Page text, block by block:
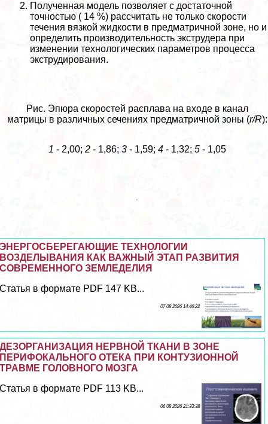
Полученная модель позволяет с достаточной
точностью ( 14 %) рассчитать не только скорости
течения вязкой жидкости в предматричной зоне, но и
определить производительность экструдера при
изменении технологических параметров процесса
экструдирования.
Рис. Эпюра скоростей расплава на входе в канал
матрицы в различных сечениях предматричной зоны (r/R):
1 - 2,00; 2 - 1,86; 3 - 1,59; 4 - 1,32; 5 - 1,05
ЭНЕРГОСБЕРЕГАЮЩИЕ ТЕХНОЛОГИИ
ВОЗДЕЛЫВАНИЯ КАК ВАЖНЫЙ ЭТАП РАЗВИТИЯ
СОВРЕМЕННОГО ЗЕМЛЕДЕЛИЯ
Статья в формате PDF 147 KB...
07 08 2026 14:46:22
ДЕЗОРГАНИЗАЦИЯ НЕРВНОЙ ТКАНИ В ЗОНЕ
ПЕРИФОКАЛЬНОГО ОТЕКА ПРИ КОНТУЗИОННОЙ
ТРАВМЕ ГОЛОВНОГО МОЗГА
Статья в формате PDF 113 KB...
06 08 2026 21:33:38